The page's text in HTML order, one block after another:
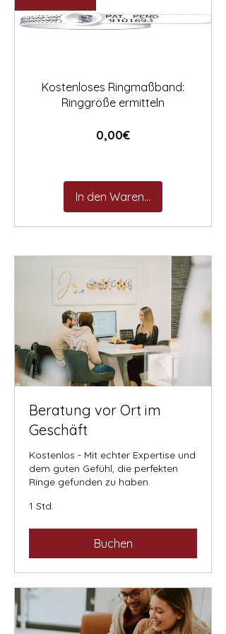
Kostenloses Ringmaßband:
Ringgröße ermitteln
0,00€Preis
In den Warenkorb
Beratung vor Ort im
Geschäft
Kostenlos - Mit echter Expertise und
dem guten Gefühl, die perfekten
Ringe gefunden zu haben.
1 Std.
Buchen